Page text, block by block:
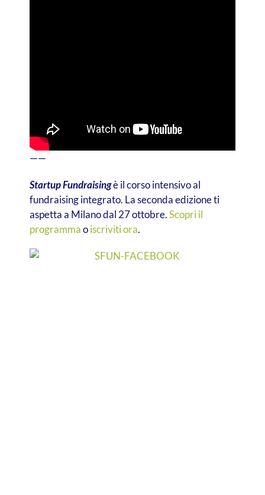
——
Startup Fundraisingè il corso intensivo al
fundraising integrato. La seconda edizione ti
aspetta a Milano dal 27 ottobre.Scopri il
programmaoiscriviti ora.